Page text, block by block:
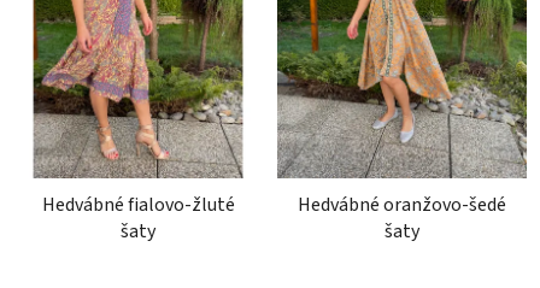
Hedvábné fialovo-žluté
šaty
Hedvábné oranžovo-šedé
šaty